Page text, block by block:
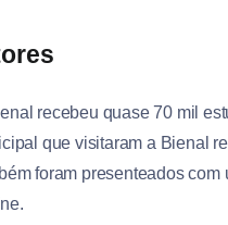
recebeu quase 70 mil
que visitaram a Bienal
foram presenteados